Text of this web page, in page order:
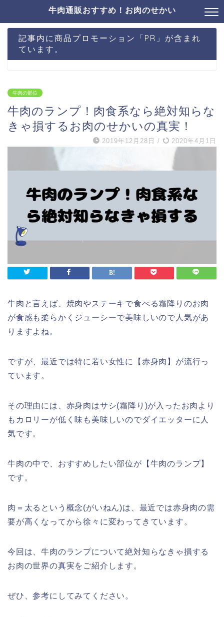
牛肉通販おすすめ！お肉のせかい
記事内に商品プロモーション「PR」が含まれ
ています。
牛肉の部位
牛肉のランプ！肉食系なら絶対知らな
きゃ損するお肉のせかいの真実！
2019年12月28日 / 2020年4月1日
牛肉と言えば、焼肉やステーキで食べる霜降りのお肉
が食感も柔らかくジューシーで美味しいので人気があ
りますよね。
ですが、最近では特に若い女性に【赤身肉】が流行っ
ています。
その理由には、赤身肉はサシ(霜降り)が入ったお肉より
もカロリーが低く味も美味しいのでダイエッターに人
気です。
牛肉の中で、おすすめしたい部位が【牛肉のランプ】
です。
肉＝太るという概念(がいねん)は、最近では赤身肉の需
要が高くなってから徐々に変わってきています。
今回は、牛肉のランプについて絶対知らなきゃ損する
お肉の世界の真実をご紹介します。
ぜひ、参考にしてみてください。